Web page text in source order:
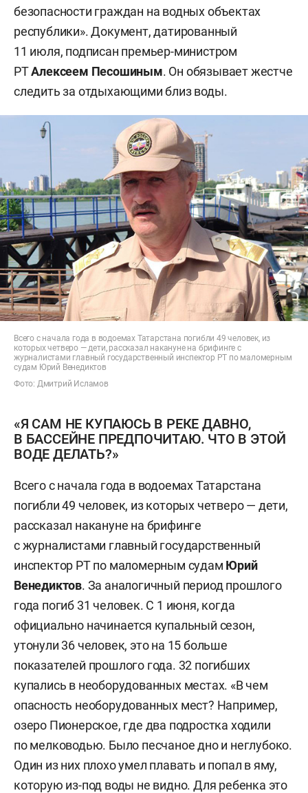
безопасности граждан на водных объектах
республики». Документ, датированный
11 июля, подписан премьер-министром
РТАлексеем Песошиным. Он обязывает жестче
следить за отдыхающими близ воды.
Всего с начала года в водоемах Татарстана погибли 49 человек, из
которых четверо — дети, рассказал накануне на брифинге с
журналистами главный государственный инспектор РТ по маломерным
судам Юрий Венедиктов
Фото: Дмитрий Исламов
«Я САМ НЕ КУПАЮСЬ В РЕКЕ ДАВНО,
В БАССЕЙНЕ ПРЕДПОЧИТАЮ. ЧТО В ЭТОЙ
ВОДЕ ДЕЛАТЬ?»
Всего с начала года в водоемах Татарстана
погибли 49 человек, из которых четверо — дети,
рассказал накануне на брифинге
с журналистами главный государственный
инспектор РТ по маломерным судам Юрий
Венедиктов. За аналогичный период прошлого
года погиб 31 человек. С 1 июня, когда
официально начинается купальный сезон,
утонули 36 человек, это на 15 больше
показателей прошлого года. 32 погибших
купались в необорудованных местах. «В чем
опасность необорудованных мест? Например,
озеро Пионерское, где два подростка ходили
по мелководью. Было песчаное дно и неглубоко.
Один из них плохо умел плавать и попал в яму,
которую из-под воды не видно. Для ребенка это